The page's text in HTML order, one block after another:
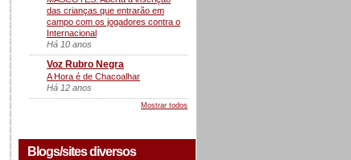
das crianças que entrarão em
campo com os jogadores contra o
Internacional
Há 10 anos
Voz Rubro Negra
A Hora é de Chacoalhar
Há 12 anos
Mostrar todos
Blogs/sites diversos